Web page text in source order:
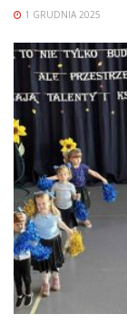
1 GRUDNIA 2025